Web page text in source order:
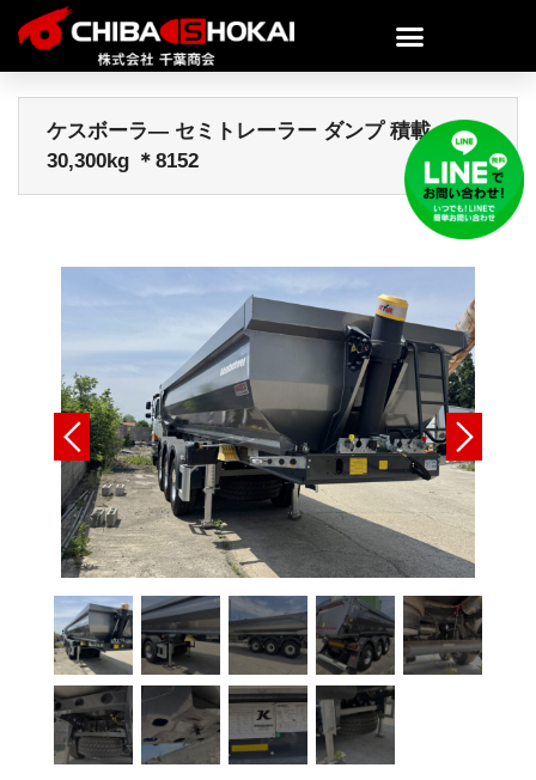
ケスボーラ― セミトレーラー ダンプ 積載
30,300kg ＊8152